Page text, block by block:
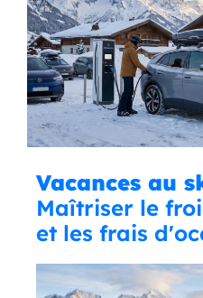
Vacances au
Maîtriser le
et les frais